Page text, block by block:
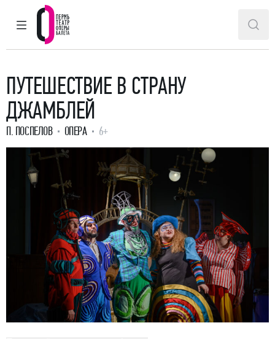
ГЛАВНОЕ МЕНЮ
Пермский театр оперы и балета
ПУТЕШЕСТВИЕ В СТРАНУ
ДЖАМБЛЕЙ
П. ПОСПЕЛОВ ОПЕРА 6+